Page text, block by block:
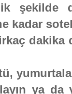
şekilde
kadar
dakika
ya